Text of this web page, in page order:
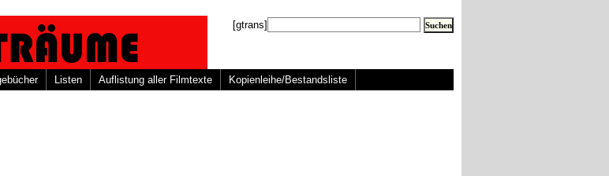
[gtrans]
Listen Auflistung aller Filmtexte Kopienleihe/Bestandsliste